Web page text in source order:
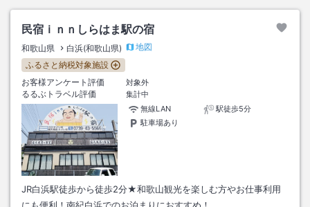
民宿ｉｎｎしらはま駅の宿
和歌山県 白浜(和歌山県)
地図
ふるさと納税対象施設
お客様アンケート評価
対象外
るるぶトラベル評価
集計中
無線LAN
駅徒歩5分
駐車場あり
JR白浜駅徒歩から徒歩2分★和歌山観光を楽しむ方やお仕事利用
にも便利！南紀白浜でのお泊まりにおすすめ！